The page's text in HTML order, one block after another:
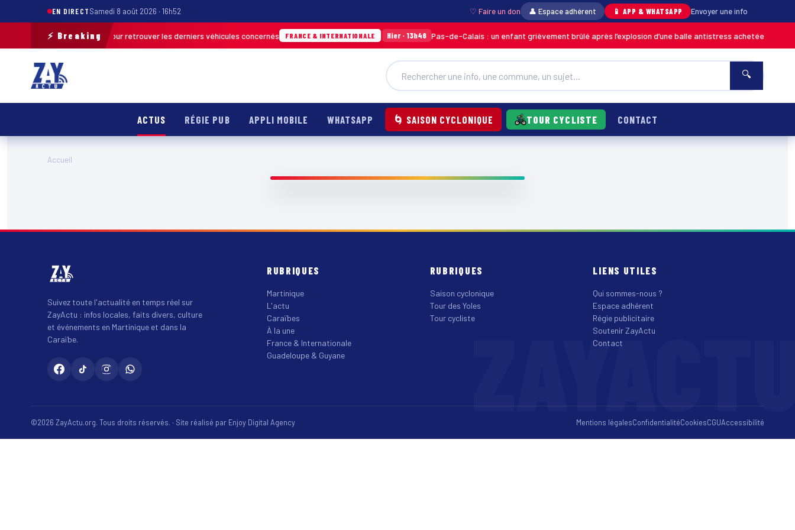
EN DIRECTSamedi 8 août 2026 · 16h52 ♡ Faire un don 👤 Espace adhérent 📱 APP & WHATSAPP Envoyer une info
⚡ Breaking
une opération de terrain pour retrouver les derniers véhicules concernés FRANCE & INTERNATIONALE Hier · 13h46 Pas-de-Calais : un enfant grièvement brûlé après l’explosion d’une balle antistress achetée en
🔍
ACTUS RÉGIE PUB APPLI MOBILE WHATSAPP 🌀 SAISON CYCLONIQUE TOUR CYCLISTE CONTACT
Accueil
Suivez toute l'actualité en temps réel sur
ZayActu : infos locales, faits divers, culture
et événements en Martinique et dans la
Caraïbe.
RUBRIQUES
Martinique
L'actu
Caraïbes
À la une
France & Internationale
Guadeloupe & Guyane
RUBRIQUES
Saison cyclonique
Tour des Yoles
Tour cycliste
LIENS UTILES
Qui sommes-nous ?
Espace adhérent
Régie publicitaire
Soutenir ZayActu
Contact
©2026 ZayActu.org. Tous droits réservés. · Site réalisé par Enjoy Digital Agency Mentions légalesConfidentialitéCookiesCGUAccessibilité